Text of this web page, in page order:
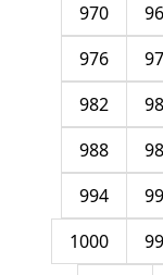
970
976
982
988
994
1000